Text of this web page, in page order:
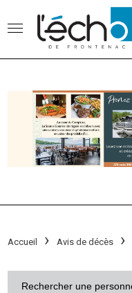
Accueil Avis de décès